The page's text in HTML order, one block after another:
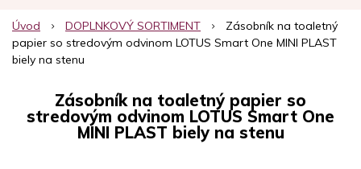
Úvod DOPLNKOVÝ SORTIMENT
Zásobník na toaletný
papier so stredovým odvinom LOTUS Smart One MINI PLAST
biely na stenu
Zásobník na toaletný papier so
stredovým odvinom LOTUS Smart One
MINI PLAST biely na stenu